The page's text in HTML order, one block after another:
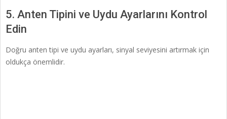
5. Anten Tipini ve Uydu Ayarlarını Kontrol
Edin
Doğru anten tipi ve uydu ayarları, sinyal seviyesini artırmak için
oldukça önemlidir.